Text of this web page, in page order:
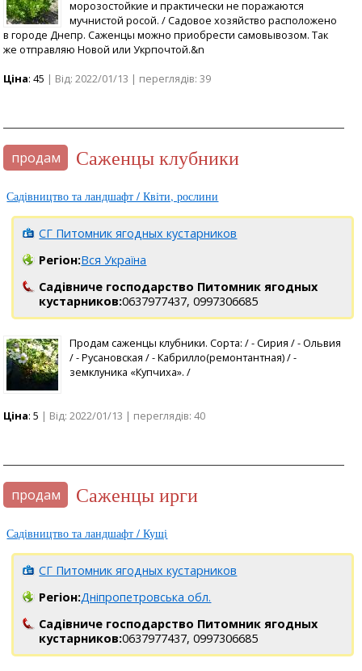
морозостойкие и практически не поражаются
мучнистой росой. / Садовое хозяйство расположено
в городе Днепр. Саженцы можно приобрести самовывозом. Так
же отправляю Новой или Укрпочтой.&n
Ціна: 45 | Від: 2022/01/13 | переглядів: 39
продам саженцы клубники
Садівництво та ландшафт / Квіти, рослини
СГ Питомник ягодных кустарников
Регіон:Вся Україна
Садівниче господарство Питомник ягодных
кустарников:0637977437, 0997306685
Продам саженцы клубники. Сорта: / - Сирия / - Ольвия
/ - Русановская / - Кабрилло(ремонтантная) / -
земклуника «Купчиха». /
Ціна: 5 | Від: 2022/01/13 | переглядів: 40
продам саженцы ирги
Садівництво та ландшафт / Кущі
СГ Питомник ягодных кустарников
Регіон:Дніпропетровська обл.
Садівниче господарство Питомник ягодных
кустарников:0637977437, 0997306685